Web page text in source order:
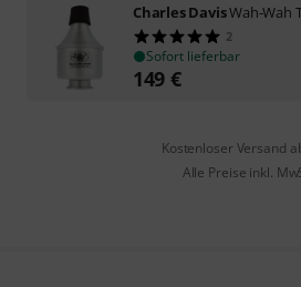
Charles DavisWah-Wah
2
Sofort lieferbar
149 €
Kostenloser Versand
Alle Preise inkl.